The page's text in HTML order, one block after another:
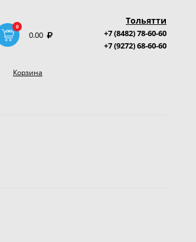
0
0.00
Тольятти
+7 (8482) 78-60-60
+7 (9272) 68-60-60
Корзина